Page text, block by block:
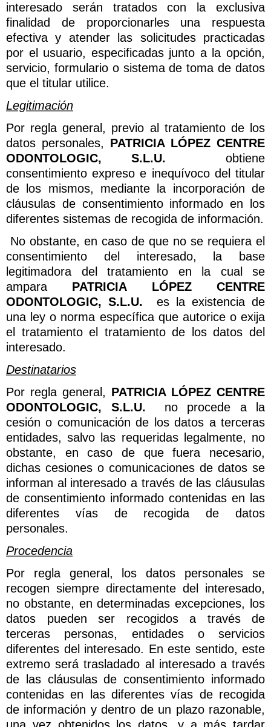
interesado serán tratados con la exclusiva
finalidad de proporcionarles una respuesta
efectiva y atender las solicitudes practicadas
por el usuario, especificadas junto a la opción,
servicio, formulario o sistema de toma de datos
que el titular utilice.
Legitimación
Por regla general, previo al tratamiento de los
datos personales, PATRICIA LÓPEZ CENTRE
ODONTOLOGIC, S.L.U. obtiene
consentimiento expreso e inequívoco del titular
de los mismos, mediante la incorporación de
cláusulas de consentimiento informado en los
diferentes sistemas de recogida de información.
No obstante, en caso de que no se requiera el
consentimiento del interesado, la base
legitimadora del tratamiento en la cual se
ampara PATRICIA LÓPEZ CENTRE
ODONTOLOGIC, S.L.U. es la existencia de
una ley o norma específica que autorice o exija
el tratamiento el tratamiento de los datos del
interesado.
Destinatarios
Por regla general, PATRICIA LÓPEZ CENTRE
ODONTOLOGIC, S.L.U. no procede a la
cesión o comunicación de los datos a terceras
entidades, salvo las requeridas legalmente, no
obstante, en caso de que fuera necesario,
dichas cesiones o comunicaciones de datos se
informan al interesado a través de las cláusulas
de consentimiento informado contenidas en las
diferentes vías de recogida de datos
personales.
Procedencia
Por regla general, los datos personales se
recogen siempre directamente del interesado,
no obstante, en determinadas excepciones, los
datos pueden ser recogidos a través de
terceras personas, entidades o servicios
diferentes del interesado. En este sentido, este
extremo será trasladado al interesado a través
de las cláusulas de consentimiento informado
contenidas en las diferentes vías de recogida
de información y dentro de un plazo razonable,